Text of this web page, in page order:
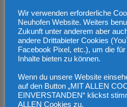
BRANDAKTUELL BREAKING NEWS
Heimattour mit
Micheldorf
Montag war in Micheldorf der
Besuch in OÖ! Beginn 19Uhr
Wir verwenden erforderliche
Neuhofen Website. Weiters
Zukunft unter anderem aber
andere Drittabieter Cookies
Facebook Pixel, etc.), um die
Inhalte bieten zu können.
Wenn du unsere Website
auf den Button „MIT ALLEN
EINVERSTANDEN“ klickst
ALLEN Cookies zu.